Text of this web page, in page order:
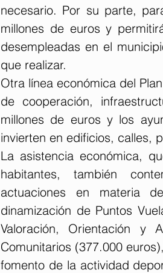
necesario. Por su parte,
millones de euros y
desempleadas en el
que realizar.
Otra línea económica del
de cooperación,
millones de euros y los
invierten en edificios, calles,
La asistencia económica,
habitantes, también
actuaciones en materia
dinamización de Puntos
Valoración, Orientación y
Comunitarios (377.000
fomento de la actividad